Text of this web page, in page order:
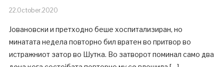
22.October.2020
Јовановски и претходно беше хоспитализиран, но
минатата недела повторно бил вратен во притвор во
истражниот затор во Шутка. Во затворот поминал само два